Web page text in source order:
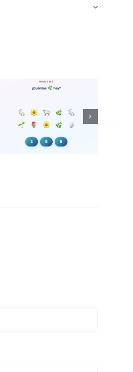
¿Cuántos
elementos hay?